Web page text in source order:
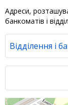
Адреси,
банкоматів і
Відділення і